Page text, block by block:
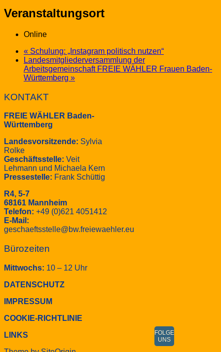
FOLGE
UNS
Veranstaltungsort
Online
« Schulung: „Instagram politisch nutzen“
Landesmitgliederversammlung der
Arbeitsgemeinschaft FREIE WÄHLER Frauen Baden-
Württemberg »
KONTAKT
FREIE WÄHLER Baden-
Württemberg
Landesvorsitzende: Sylvia
Rolke
Geschäftsstelle: Veit
Lehmann und Michaela Kern
Pressestelle: Frank Schüttig
R4, 5-7
68161 Mannheim
Telefon: +49 (0)621 4051412
E-Mail:
geschaeftsstelle@bw.freiewaehler.eu
Bürozeiten
Mittwochs: 10 – 12 Uhr
DATENSCHUTZ
IMPRESSUM
COOKIE-RICHTLINIE
LINKS